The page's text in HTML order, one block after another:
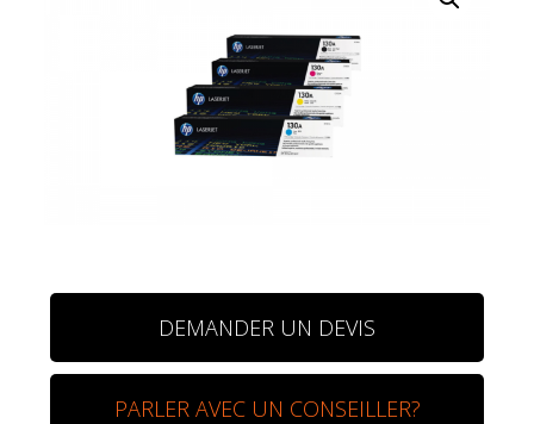
DEMANDER UN DEVIS
PARLER AVEC UN CONSEILLER?